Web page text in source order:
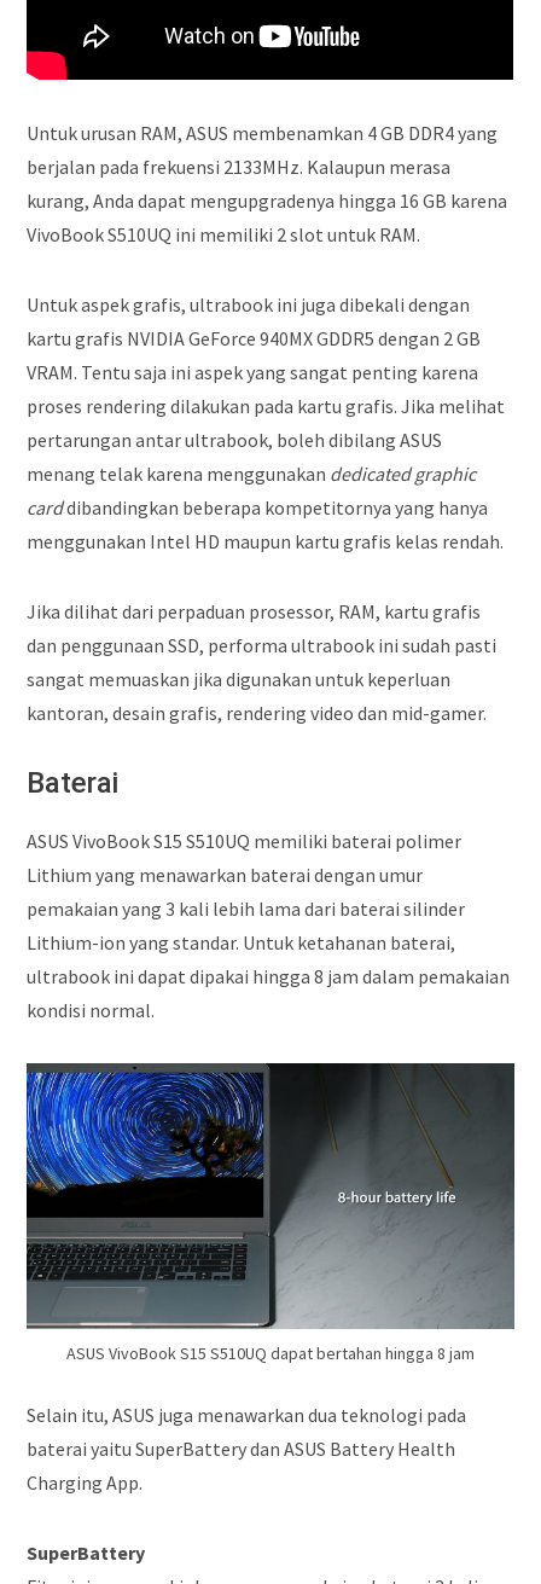
Untuk urusan RAM, ASUS membenamkan 4 GB DDR4 yang
berjalan pada frekuensi 2133MHz. Kalaupun merasa
kurang, Anda dapat mengupgradenya hingga 16 GB karena
VivoBook S510UQ ini memiliki 2 slot untuk RAM.
Untuk aspek grafis, ultrabook ini juga dibekali dengan
kartu grafis NVIDIA GeForce 940MX GDDR5 dengan 2 GB
VRAM. Tentu saja ini aspek yang sangat penting karena
proses rendering dilakukan pada kartu grafis. Jika melihat
pertarungan antar ultrabook, boleh dibilang ASUS
menang telak karena menggunakan dedicated graphic
carddibandingkan beberapa kompetitornya yang hanya
menggunakan Intel HD maupun kartu grafis kelas rendah.
Jika dilihat dari perpaduan prosessor, RAM, kartu grafis
dan penggunaan SSD, performa ultrabook ini sudah pasti
sangat memuaskan jika digunakan untuk keperluan
kantoran, desain grafis, rendering video dan mid-gamer.
Baterai
ASUS VivoBook S15 S510UQ memiliki baterai polimer
Lithium yang menawarkan baterai dengan umur
pemakaian yang 3 kali lebih lama dari baterai silinder
Lithium-ion yang standar. Untuk ketahanan baterai,
ultrabook ini dapat dipakai hingga 8 jam dalam pemakaian
kondisi normal.
ASUS VivoBook S15 S510UQ dapat bertahan hingga 8 jam
Selain itu, ASUS juga menawarkan dua teknologi pada
baterai yaitu SuperBattery dan ASUS Battery Health
Charging App.
SuperBattery